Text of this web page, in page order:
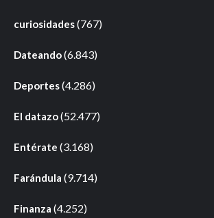
curiosidades(767)
Dateando(6.843)
Deportes(4.286)
El datazo(52.477)
Entérate (3.168)
Farándula (9.714)
Finanza (4.252)